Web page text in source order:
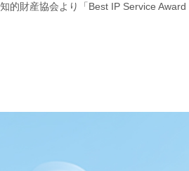
的財産協会より「Best IP Service